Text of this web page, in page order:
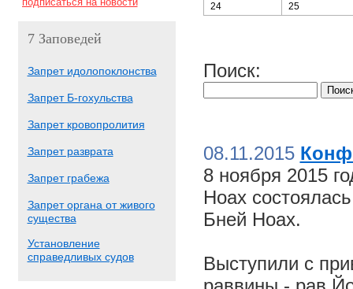
7 Заповедей
Запрет идолопоклонства
Запрет Б-гохульства
Запрет кровопролития
Запрет разврата
Запрет грабежа
Запрет органа от живого
существа
Установление
справедливых судов
24
25
Поиск:
08.11.2015
8 ноября 2015
Ноах
Бней Ноах.
Выступили с